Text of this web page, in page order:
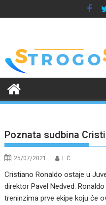
to
Poznata sudbina
25/07/2021 I. Ć.
Cristiano Ronaldo ostaje u
direktor Pavel Nedved.
treninzima prve ekipe koju će